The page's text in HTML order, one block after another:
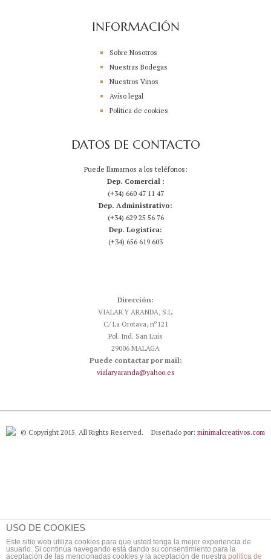
INFORMACIÓN
Sobre Nosotros
Nuestras Bodegas
Nuestros Vinos
Aviso legal
Política de cookies
DATOS DE CONTACTO
Puede llamarnos a los teléfonos:
Dep. Comercial :
(+34) 660 47 11 47
Dep. Administrativo:
(+34) 629 25 56 76
Dep. Logistica:
(+34) 656 619 603
Dirección:
VIALAR Y ARANDA, S.L.
C/ La Orotava, nº121
Pol. Ind. San Luis
29006 MALAGA
Puede contactar por mail:
vialaryaranda@yahoo.es
© Copyright 2015. All Rights Reserved. Diseñado por: minimalcreativos.com
USO DE COOKIES
Este sitio web utiliza cookies para que usted tenga la mejor experiencia de
usuario. Si continúa navegando está dando su consentimiento para la
aceptación de las mencionadas cookies y la aceptación de nuestra política de